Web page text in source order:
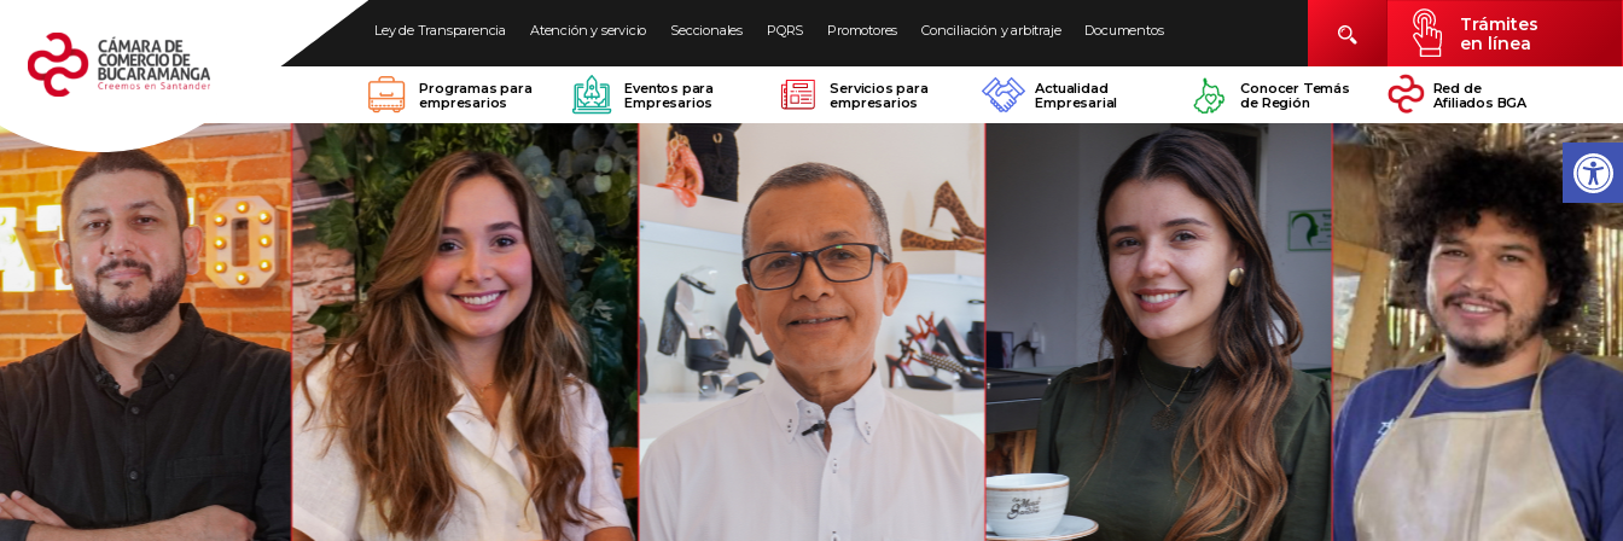
Ley de Transparencia Atención y servicio Seccionales PQRS Promotores Conciliación y arbitraje Documentos
Trámites
en línea
Programas para
empresarios
Eventos para
Empresarios
Servicios para
empresarios
Actualidad
Empresarial
Conocer Temás
de Región
Red de
Afiliados BGA